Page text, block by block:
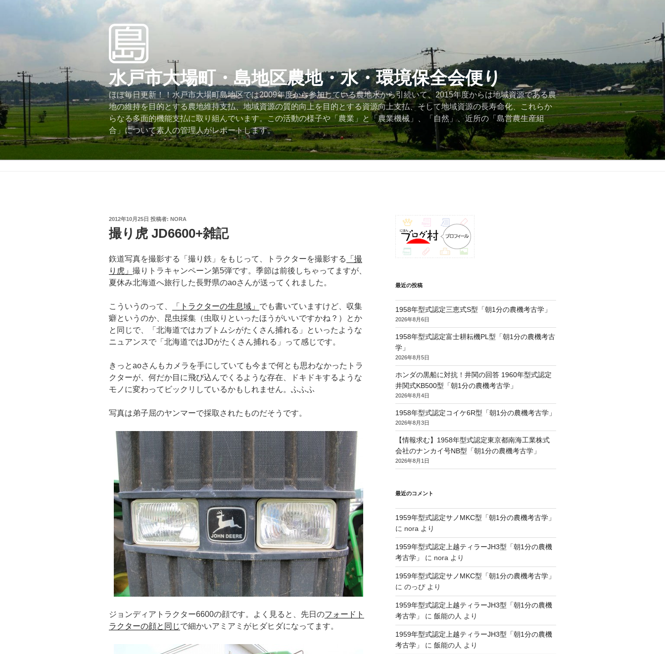
キ
ッ
プ
水戸市大場町・島地区農地・水・環境保全会便り
ほぼ毎日更新！！水戸市大場町島地区では2009年度から参加している農地水から引続いて、2015年度からは地域資源である農
地の維持を目的とする農地維持支払、地域資源の質的向上を目的とする資源向上支払、そして地域資源の長寿命化、これらか
らなる多面的機能支払に取り組んでいます。この活動の様子や「農業」と「農業機械」、「自然」、近所の「島営農生産組
合」について素人の管理人がレポートします。
投
稿
日:
2012年10月25日 投稿者: NORA
撮り虎 JD6600+雑記
鉃道写真を撮影する「撮り鉄」をもじって、トラクターを撮影する
「撮
り虎」 撮りトラキャンペーン第5弾です。季節は前後しちゃってますが、
夏休み北海道へ旅行した長野県のaoさんが送ってくれました。
こういうのって、 「トラクターの生息域」 でも書いていますけど、収集
癖というのか、昆虫採集（虫取りといったほうがいいですかね？）とか
と同じで、「北海道ではカブトムシがたくさん捕れる」といったような
ニュアンスで「北海道ではJDがたくさん捕れる」って感じです。
きっとaoさんもカメラを手にしていても今まで何とも思わなかったトラ
クターが、何だか目に飛び込んでくるような存在、ドキドキするような
モノに変わってビックリしているかもしれません。ふふふ
写真は弟子屈のヤンマーで採取されたものだそうです。
ジョンディアトラクター6600の顔です。よく見ると、先日のフォードト
ラクターの顔と同じで細かいアミアミがヒダヒダになってます。
最近の投稿
1958年型式認定三恵式S型「朝1分の農機考古学」
2026年8月6日
1958年型式認定富士耕耘機PL型「朝1分の農機考古
学」
2026年8月5日
ホンダの黒船に対抗！井関の回答 1960年型式認定
井関式KB500型「朝1分の農機考古学」
2026年8月4日
1958年型式認定コイケ6R型「朝1分の農機考古学」
2026年8月3日
【情報求む】1958年型式認定東京都南海工業株式
会社のナンカイ号NB型「朝1分の農機考古学」
2026年8月1日
最近のコメント
1959年型式認定サノMKC型「朝1分の農機考古学」
に nora より
1959年型式認定上越ティラーJH3型「朝1分の農機
考古学」
に nora より
1959年型式認定サノMKC型「朝1分の農機考古学」
に のっぴより
1959年型式認定上越ティラーJH3型「朝1分の農機
考古学」
に 飯能の人 より
1959年型式認定上越ティラーJH3型「朝1分の農機
考古学」
に 飯能の人 より